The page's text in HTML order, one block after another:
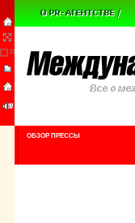
ОБЗОР ПРЕССЫ